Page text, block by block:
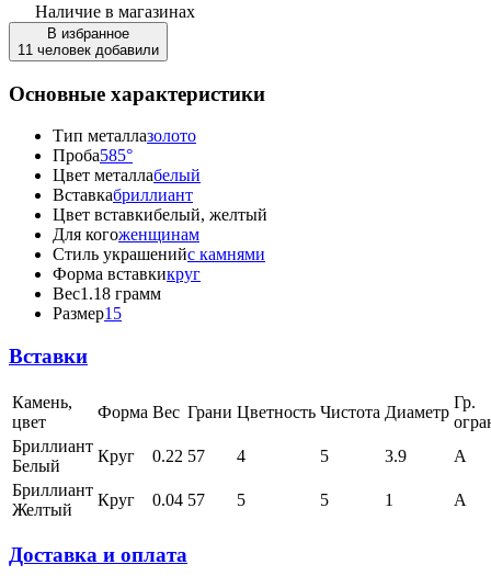
Наличие в магазинах
В избранное
11 человек добавили
Основные характеристики
Тип металлазолото
Проба585°
Цвет металлабелый
Вставкабриллиант
Цвет вставкибелый, желтый
Для когоженщинам
Стиль украшенийс камнями
Форма вставкикруг
Вес1.18 грамм
Размер15
Вставки
Камень,
цвет
Форма Вес Грани Цветность Чистота Диаметр
Гр.
Бриллиант
Белый
Круг 0.22 57 4 5 3.9
А
Бриллиант
Желтый
Круг 0.04 57 5 5 1 А
Доставка и оплата